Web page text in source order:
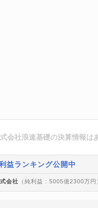
会社浪速基礎の決算情報は
益ランキング公開中
会社 （純利益 : 5005億2300万円